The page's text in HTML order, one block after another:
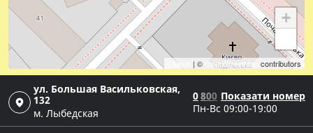
+
Leaflet | © OpenStreetMap contributors
ул. Большая Васильковская,
132
м. Лыбедская
0800 Показати номер
Пн-Вс 09:00-19:00